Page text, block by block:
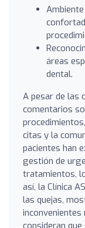
áreas
dental.
A pesar de las
comentarios
citas y la
pacientes han
gestión de
tratamientos,
así, la Clínica
las quejas,
inconvenientes
consideran